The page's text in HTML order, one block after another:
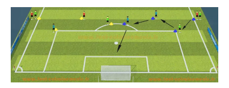
Exercice
Contrôle
Orienté